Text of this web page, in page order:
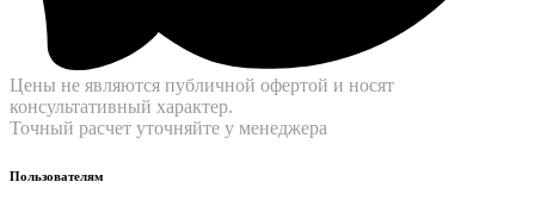
Цены не являются публичной офертой и носят
консультативный характер.
Точный расчет уточняйте у менеджера
Пользователям